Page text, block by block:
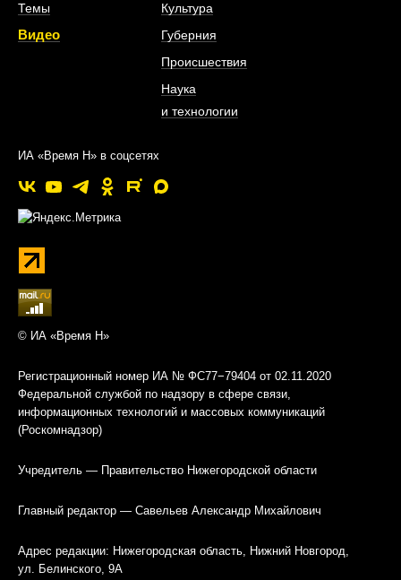
Темы
Видео
Культура
Губерния
Происшествия
Наука
и технологии
ИА «Время Н» в соцсетях
© ИА «Время Н»
Регистрационный номер ИА № ФС77−79404 от 02.11.2020
Федеральной службой по надзору в сфере связи,
информационных технологий и массовых коммуникаций
(Роскомнадзор)
Учредитель — Правительство Нижегородской области
Главный редактор — Савельев Александр Михайлович
Адрес редакции: Нижегородская область, Нижний Новгород,
ул. Белинского, 9А